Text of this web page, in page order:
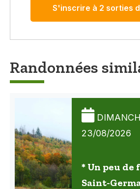
S'inscrire à 2 sorties
Randonnées
23/08/2026
* Un peu de
Saint-